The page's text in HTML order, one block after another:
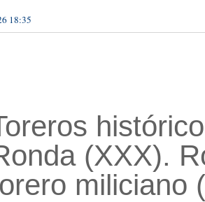
18:35
(XXX).
miliciano